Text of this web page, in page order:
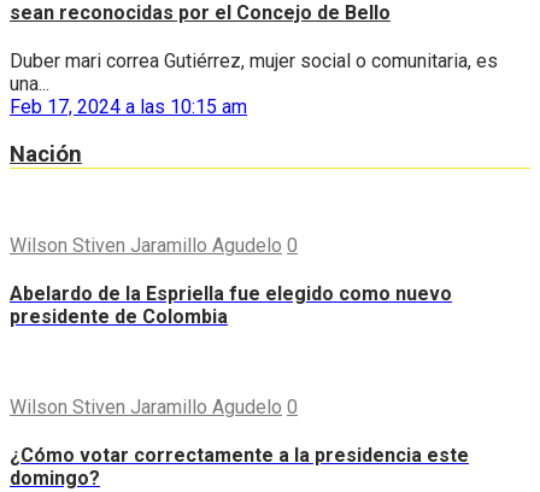
sean reconocidas por el Concejo de Bello
Duber mari correa Gutiérrez, mujer social o comunitaria, es
una...
Feb 17, 2024 a las 10:15 am
Nación
Wilson Stiven Jaramillo Agudelo 0
Abelardo de la Espriella fue elegido como nuevo
presidente de Colombia
Wilson Stiven Jaramillo Agudelo 0
¿Cómo votar correctamente a la presidencia este
domingo?